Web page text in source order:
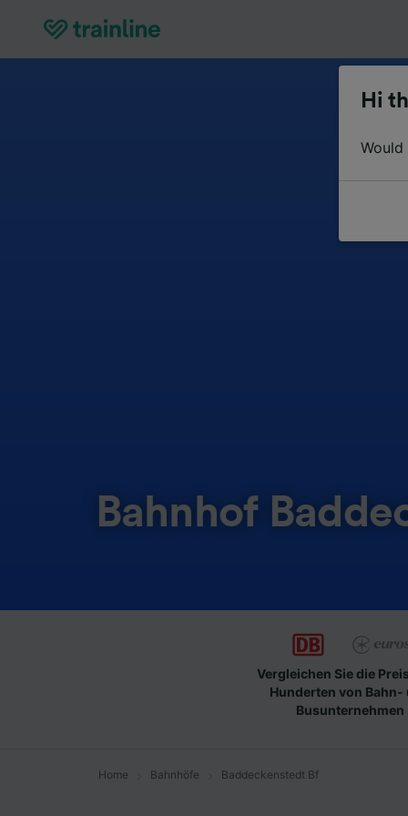
Bahnhof
Vergleichen Sie die
Hunderten von Bahn-
Busunternehmen
Home Bahnhöfe Baddeckenstedt Bf
Hi